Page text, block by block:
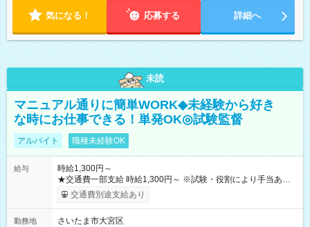
気になる！ 応募する 詳細へ
未読
マニュアル通りに簡単WORK◆未経験から好き
な時にお仕事できる！単発OK◎試験監督
アルバイト 職種未経験OK
給与
時給1,300円～
★交通費一部支給 時給1,300円～ ※試験・役割により手当あり
※勤務回数により昇給あり 【即給（前払い）オプションあ
り！】 希望される場合、勤務から1週間ほどで給与の一部を受け
例】 ・河合塾模擬試験 8:30～17:30（休憩1時間） 時給1,300円
交通費別途支給あり
勤務地
さいたま市大宮区